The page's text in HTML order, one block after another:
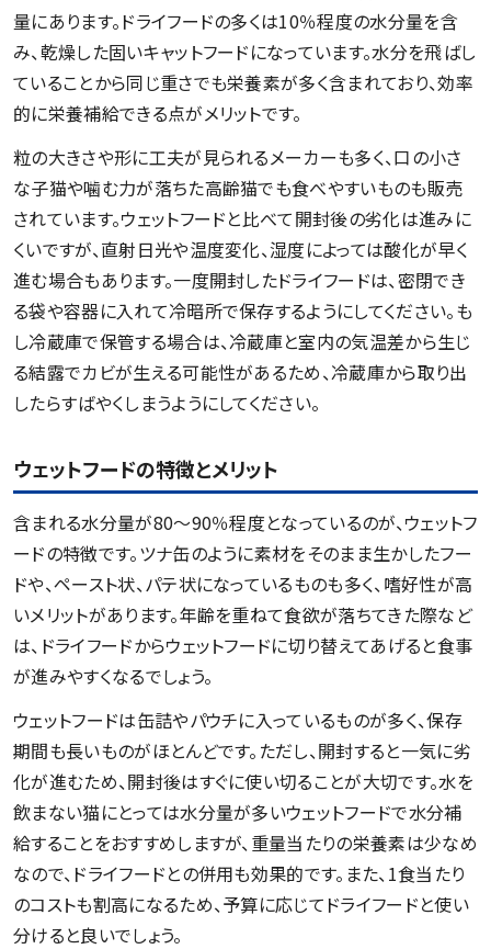
量にあります。ドライフードの多くは10％程度の水分量を含
み、乾燥した固いキャットフードになっています。水分を飛ばし
ていることから同じ重さでも栄養素が多く含まれており、効率
的に栄養補給できる点がメリットです。
粒の大きさや形に工夫が見られるメーカーも多く、口の小さ
な子猫や噛む力が落ちた高齢猫でも食べやすいものも販売
されています。ウェットフードと比べて開封後の劣化は進みに
くいですが、直射日光や温度変化、湿度によっては酸化が早く
進む場合もあります。一度開封したドライフードは、密閉でき
る袋や容器に入れて冷暗所で保存するようにしてください。も
し冷蔵庫で保管する場合は、冷蔵庫と室内の気温差から生じ
る結露でカビが生える可能性があるため、冷蔵庫から取り出
したらすばやくしまうようにしてください。
ウェットフードの特徴とメリット
含まれる水分量が80～90％程度となっているのが、ウェットフ
ードの特徴です。ツナ缶のように素材をそのまま生かしたフー
ドや、ペースト状、パテ状になっているものも多く、嗜好性が高
いメリットがあります。年齢を重ねて食欲が落ちてきた際など
は、ドライフードからウェットフードに切り替えてあげると食事
が進みやすくなるでしょう。
ウェットフードは缶詰やパウチに入っているものが多く、保存
期間も長いものがほとんどです。ただし、開封すると一気に劣
化が進むため、開封後はすぐに使い切ることが大切です。水を
飲まない猫にとっては水分量が多いウェットフードで水分補
給することをおすすめしますが、重量当たりの栄養素は少なめ
なので、ドライフードとの併用も効果的です。また、1食当たり
のコストも割高になるため、予算に応じてドライフードと使い
分けると良いでしょう。